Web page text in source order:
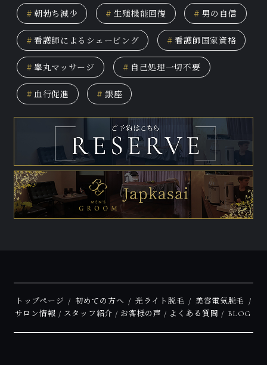
# 朝勃ち減少 # 生殖機能回復 # 男の自信
# 看護師によるシェービング # 看護師国家資格
# 睾丸マッサージ # 自己処理一切不要
# 血行促進 # 銀座
トップページ 初めての方へ 光ライト脱毛
美容電気脱毛
サロン情報
スタッフ紹介 お客様の声 よくある質問 BLOG